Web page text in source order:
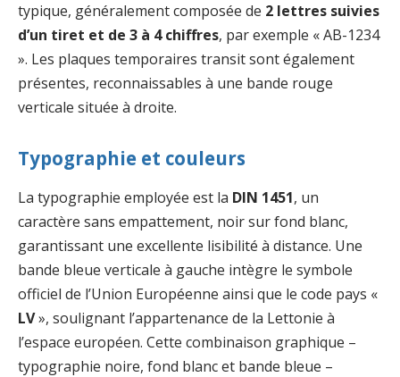
typique, généralement composée de 2 lettres suivies
d’un tiret et de 3 à 4 chiffres, par exemple « AB-1234
». Les plaques temporaires transit sont également
présentes, reconnaissables à une bande rouge
verticale située à droite.
Typographie et couleurs
La typographie employée est la DIN 1451, un
caractère sans empattement, noir sur fond blanc,
garantissant une excellente lisibilité à distance. Une
bande bleue verticale à gauche intègre le symbole
officiel de l’Union Européenne ainsi que le code pays «
LV», soulignant l’appartenance de la Lettonie à
l’espace européen. Cette combinaison graphique –
typographie noire, fond blanc et bande bleue –